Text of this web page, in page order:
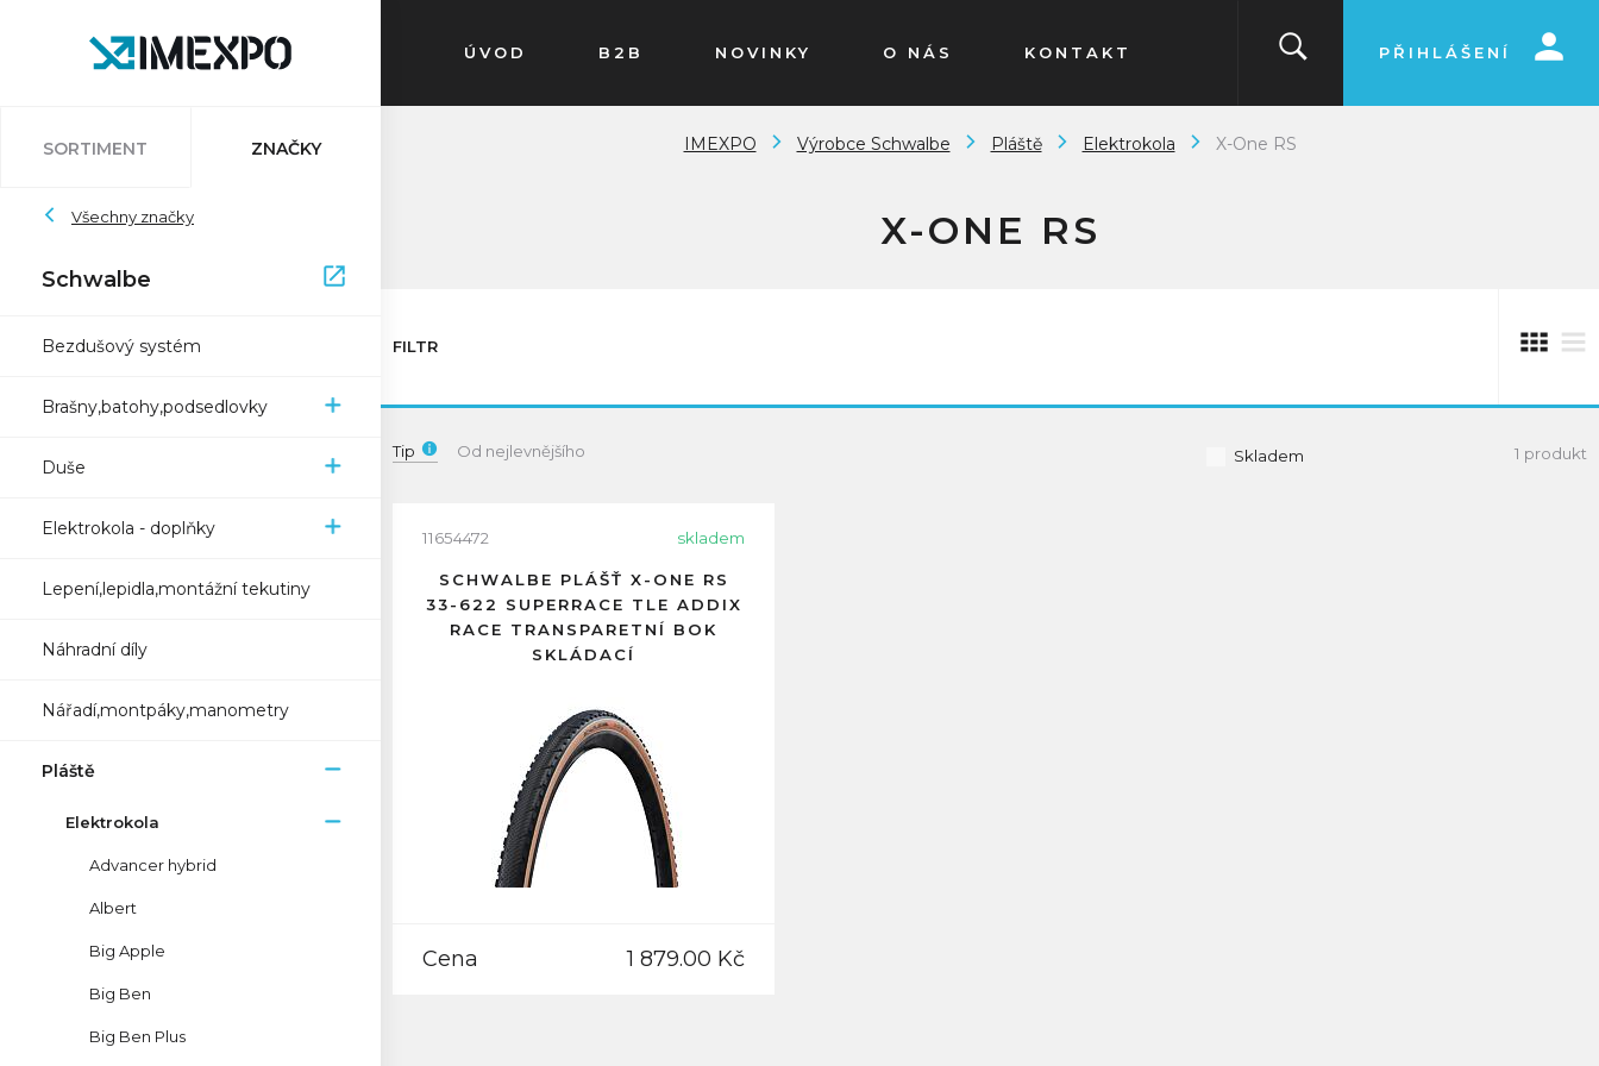
SORTIMENT ZNAČKY
Auvray
Atlantic
Bleedkit
Bosch
Impac
Schwalbe
Všechny značky
Schwalbe
Bezdušový systém
Brašny,batohy,podsedlovky
Duše
Elektrokola - doplňky
Lepení,lepidla,montážní tekutiny
Náhradní díly
Nářadí,montpáky,manometry
Pláště
Elektrokola
Advancer hybrid
Albert
Big Apple
Big Ben
Big Ben Plus
Pletscher
Ryde
Sapim
Trelock
Zefal
XON
ÚVOD B2B NOVINKY O NÁS KONTAKT PŘIHLÁŠENÍ
IMEXPO Výrobce Schwalbe Pláště Elektrokola X-One RS
X-ONE RS
FILTR
Tip Od nejlevnějšího Skladem 1 produkt
11654472 skladem
SCHWALBE PLÁŠŤ X-ONE RS
33-622 SUPERRACE TLE ADDIX
RACE TRANSPARETNÍ BOK
SKLÁDACÍ
Cena 1 879.00 Kč